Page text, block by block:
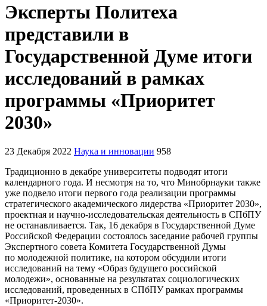
Эксперты Политеха
представили в
Государственной Думе итоги
исследований в рамках
программы «Приоритет
2030»
23 Декабря 2022 Наука и инновации 958
Традиционно в декабре университеты подводят итоги
календарного года. И несмотря на то, что Минобрнауки также
уже подвело итоги первого года реализации программы
стратегического академического лидерства «Приоритет 2030»,
проектная и научно-исследовательская деятельность в СПбПУ
не останавливается. Так, 16 декабря в Государственной Думе
Российской Федерации состоялось заседание рабочей группы
Экспертного совета Комитета Государственной Думы
по молодежной политике, на котором обсудили итоги
исследований на тему «Образ будущего российской
молодежи», основанные на результатах социологических
исследований, проведенных в СПбПУ рамках программы
«Приоритет-2030».